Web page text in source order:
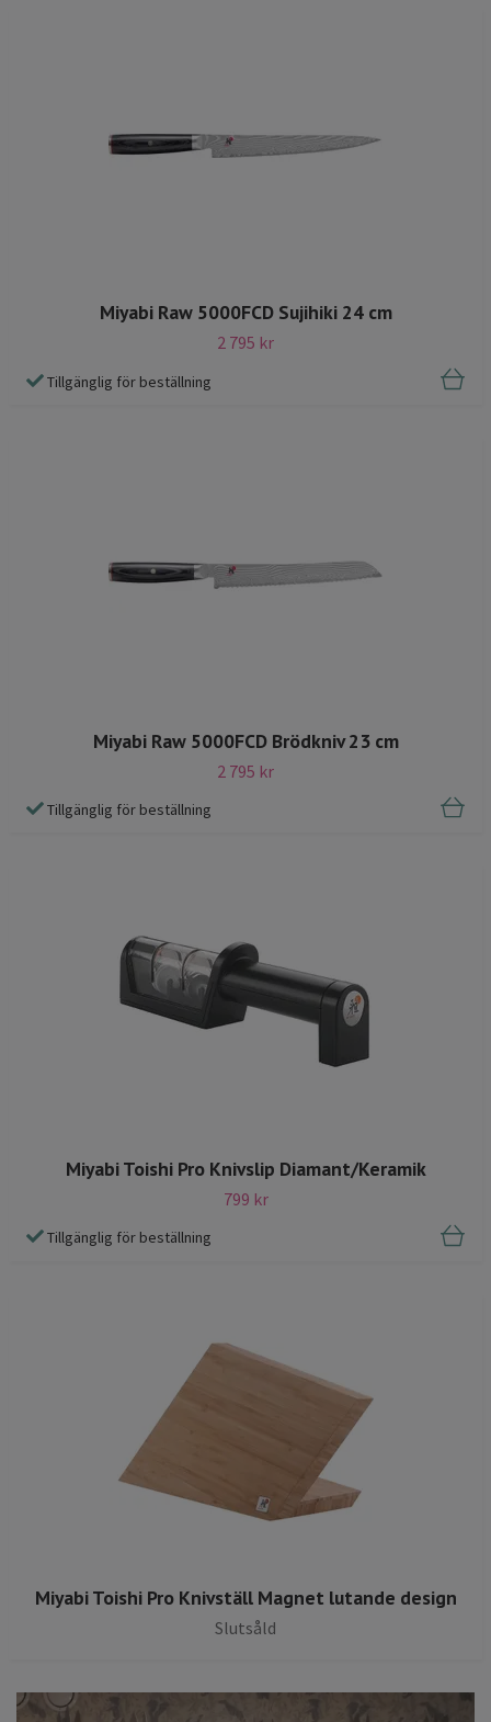
Miyabi Raw 5000FCD Sujihiki 24 cm
2 795 kr
Tillgänglig för beställning
Miyabi Raw 5000FCD Brödkniv 23 cm
2 795 kr
Tillgänglig för beställning
Miyabi Toishi Pro Knivslip Diamant/Keramik
799 kr
Tillgänglig för beställning
Miyabi Toishi Pro Knivställ Magnet lutande design
Slutsåld